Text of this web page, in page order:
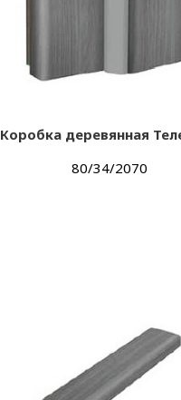
Коробка деревянная
80/34/2070